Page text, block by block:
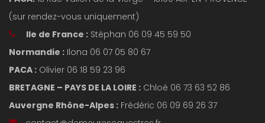
(sur rendez-vous uniquement)
Ile de France : Stéphan 06 09 45 59 50
Normandie : Ilona 06 07 05 80 67
PACA : Olivier 06 18 59 23 96
BRETAGNE – PAYS DE LA LOIRE : Chloé 06 73 63 52 86
Auvergne Rhône-Alpes : Frédéric 06 09 69 26 37